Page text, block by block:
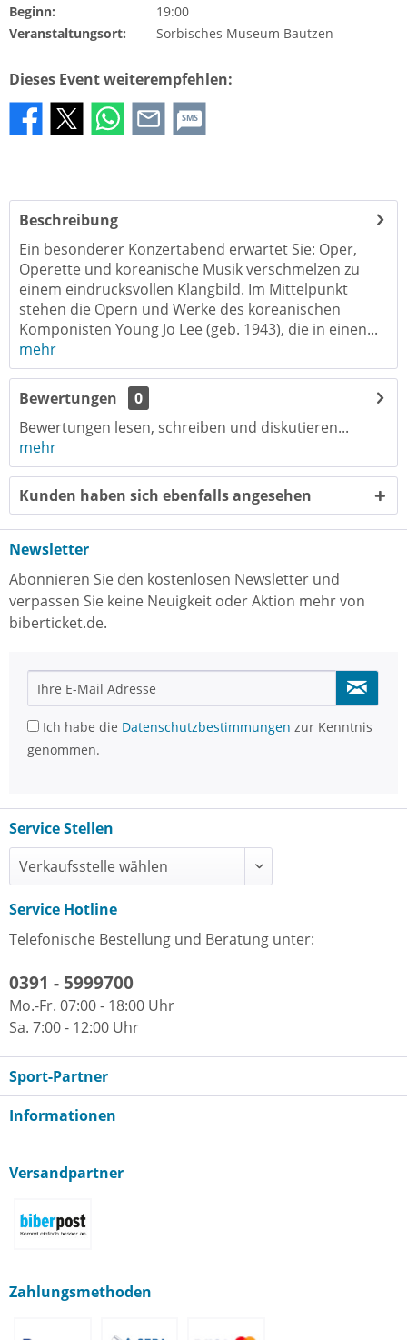
Beginn:
19:00
Veranstaltungsort:
Sorbisches Museum Bautzen
Dieses Event weiterempfehlen:
SMS
Beschreibung
Ein besonderer Konzertabend erwartet Sie: Oper,
Operette und koreanische Musik verschmelzen zu
einem eindrucksvollen Klangbild. Im Mittelpunkt
stehen die Opern und Werke des koreanischen
Komponisten Young Jo Lee (geb. 1943), die in einen...
mehr
Bewertungen
0
Bewertungen lesen, schreiben und diskutieren...
mehr
Kunden haben sich ebenfalls angesehen
Newsletter
Abonnieren Sie den kostenlosen Newsletter und
verpassen Sie keine Neuigkeit oder Aktion mehr von
biberticket.de.
Ich habe die Datenschutzbestimmungen zur Kenntnis
genommen.
Service Stellen
Service Hotline
Telefonische Bestellung und Beratung unter:
0391 - 5999700
Mo.-Fr. 07:00 - 18:00 Uhr
Sa. 7:00 - 12:00 Uhr
Sport-Partner
Informationen
Versandpartner
Zahlungsmethoden